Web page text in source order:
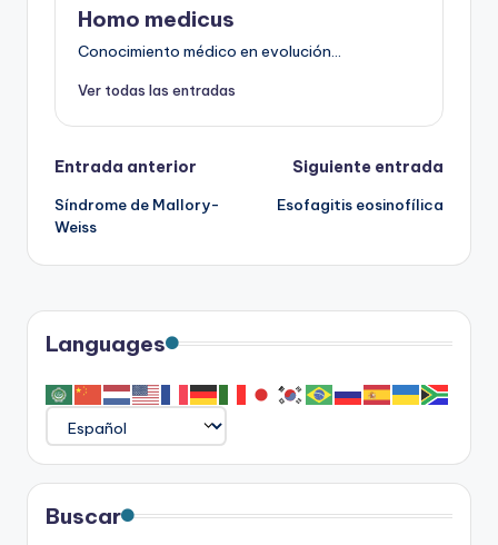
Homo medicus
Conocimiento médico en evolución...
Ver todas las entradas
Navegación
de
entradas
Entrada anterior
Síndrome de Mallory-
Weiss
Siguiente entrada
Esofagitis eosinofílica
Languages
Buscar